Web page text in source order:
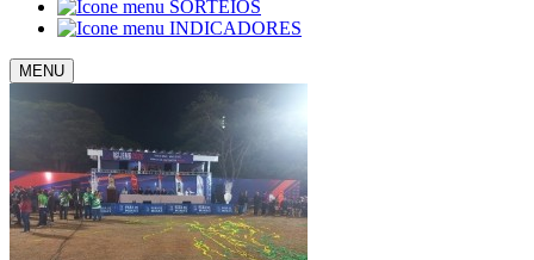
SORTEIOS
INDICADORES
MENU